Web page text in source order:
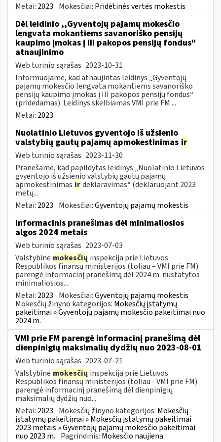
Metai: 2023 Mokesčiai: Pridėtinės vertės mokestis
Dėl leidinio ,,Gyventojų pajamų mokesčio
lengvata mokantiems savanoriško pensijų
kaupimo įmokas į III pakopos pensijų fondus"
atnaujinimo
Web turinio sąrašas 2023-10-31
Informuojame, kad atnaujintas leidinys „Gyventojų
pajamų mokesčio lengvata mokantiems savanoriško
pensijų kaupimo įmokas į III pakopos pensijų fondus“
(pridedamas). Leidinys skelbiamas VMI prie FM ...
Metai: 2023
Nuolatinio Lietuvos gyventojo iš užsienio
valstybių gautų pajamų apmokestinimas ir
Web turinio sąrašas 2023-11-30
Pranešame, kad papildytas leidinys „Nuolatinio Lietuvos
gvyentojo iš užsienio valstybių gautų pajamų
apmokestinimas irdeklaravimas“ (deklaruojant 2023
metų...
Metai: 2023 Mokesčiai:Gyventojų pajamų mokestis
Informacinis pranešimas dėl minimaliosios
algos 2024 metais
Web turinio sąrašas 2023-07-03
Valstybinė mokesčių inspekcija prie Lietuvos
Respublikos finansų ministerijos (toliau – VMI prie FM)
parengė informacinį pranešimą dėl 2024 m. nustatytos
minimaliosios...
Metai: 2023 Mokesčiai:Gyventojų pajamų mokestis
Mokesčių žinyno kategorijos: Mokesčių įstatymų
pakeitimai » Gyventojų pajamų mokesčio pakeitimai nuo
2024 m.
VMI prie FM parengė informacinį pranešimą dėl
dienpinigių maksimalių dydžių nuo 2023-08-01
Web turinio sąrašas 2023-07-21
Valstybinė mokesčių inspekcija prie Lietuvos
Respublikos finansų ministerijos (toliau - VMI prie FM)
parengė informacinį pranešimą dėl dienpinigių
maksimalių dydžių nuo...
Metai: 2023 Mokesčių žinyno kategorijos: Mokesčių
įstatymų pakeitimai » Mokesčių įstatymų pakeitimai
2023 metais » Gyventojų pajamų mokesčio pakeitimai
nuo 2023 m. Pagrindinis: Mokesčio naujiena